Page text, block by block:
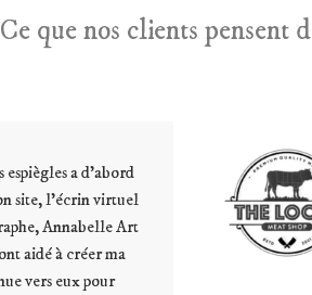
Ce que nos clients pensent
Vendre sur les
bien. Mais lorsque que
confinements sont
lendemain, je ne